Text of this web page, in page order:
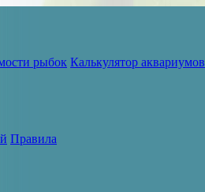
рыбок Калькулятор аквариумов
Правила